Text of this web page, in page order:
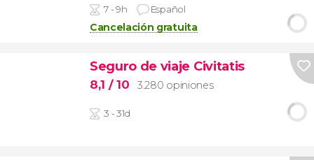
7 - 9h Español
Cancelación gratuita
Seguro de viaje Civitatis
8,1 / 10 3.280 opiniones
3 - 31d